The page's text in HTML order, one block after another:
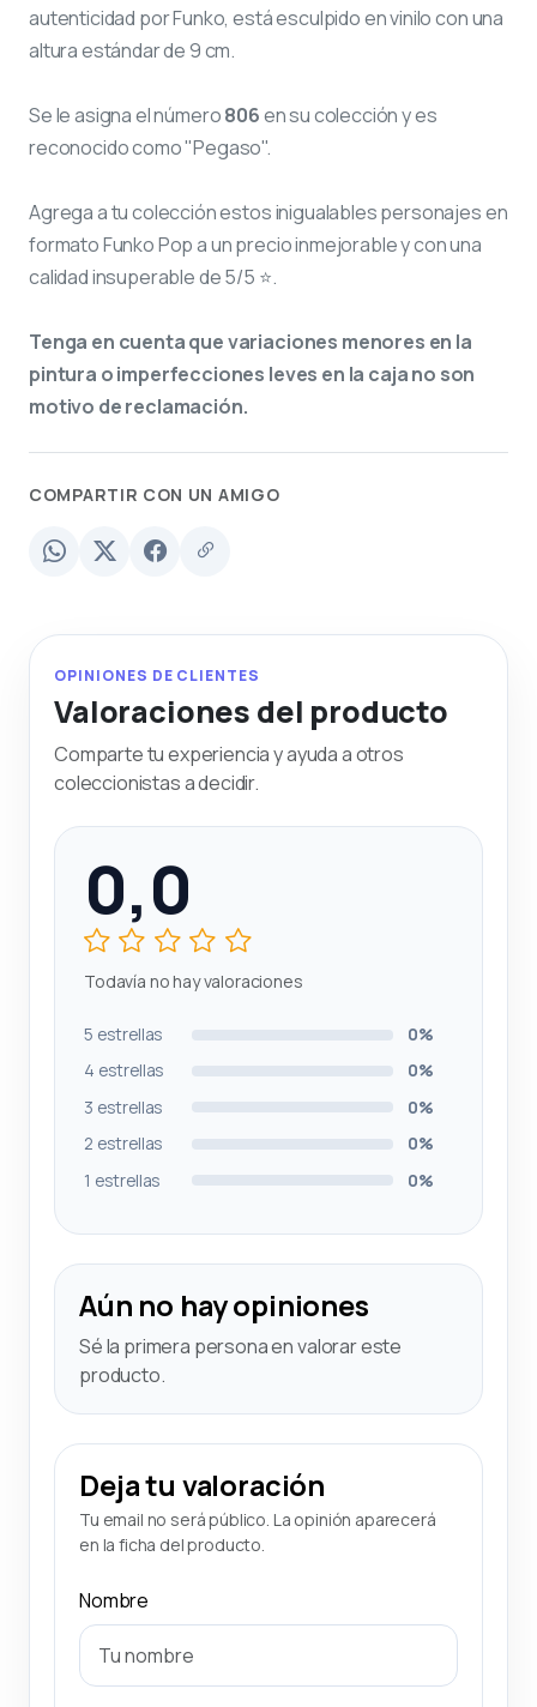
autenticidad por Funko, está esculpido en vinilo con una
altura estándar de 9 cm.
Se le asigna el número806en su colección y es
reconocido como "Pegaso".
Agrega a tu colección estos inigualables personajes en
formato Funko Pop a un precio inmejorable y con una
calidad insuperable de 5/5 ⭐.
Tenga en cuenta que variaciones menores en la
pintura o imperfecciones leves en la caja no son
motivo de reclamación.
COMPARTIR CON UN AMIGO
OPINIONES DE CLIENTES
Valoraciones del producto
Comparte tu experiencia y ayuda a otros
coleccionistas a decidir.
0,0
Todavía no hay valoraciones
5 estrellas
0%
4 estrellas
0%
3 estrellas
0%
2 estrellas
0%
1 estrellas
0%
Aún no hay opiniones
Sé la primera persona en valorar este
producto.
Deja tu valoración
Tu email no será público. La opinión aparecerá
en la ficha del producto.
Nombre